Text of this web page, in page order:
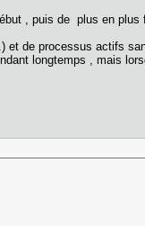
, puis de plus en plus
et de processus actifs
longtemps , mais